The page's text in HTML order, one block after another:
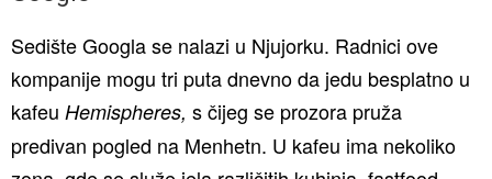
Sedište Googla se nalazi u Njujorku. Radnici ove
kompanije mogu tri puta dnevno da jedu besplatno u
kafeu Hemispheres, s čijeg se prozora pruža
predivan pogled na Menhetn. U kafeu ima nekoliko